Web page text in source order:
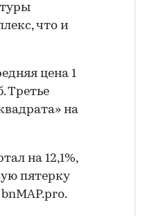
что и
цена 1
Третье
на
на 12,1%,
пятерку